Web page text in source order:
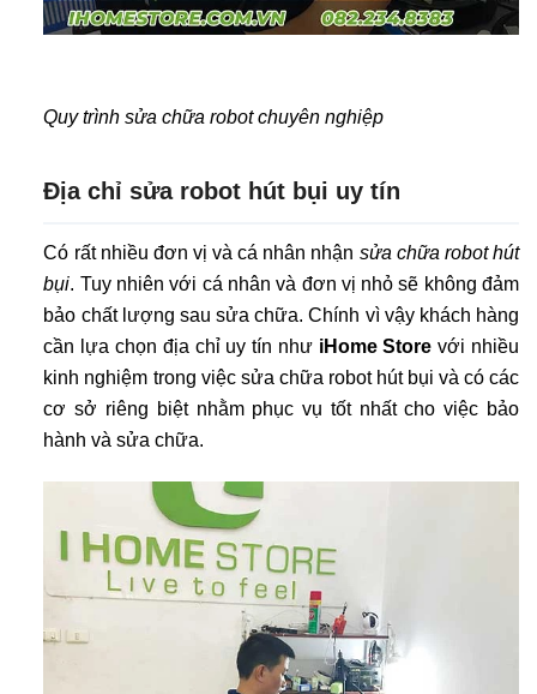
Quy trình sửa chữa robot chuyên nghiệp
Địa chỉ sửa robot hút bụi uy tín
Có rất nhiều đơn vị và cá nhân nhận sửa chữa robot hút
bụi. Tuy nhiên với cá nhân và đơn vị nhỏ sẽ không đảm
bảo chất lượng sau sửa chữa. Chính vì vậy khách hàng
cần lựa chọn địa chỉ uy tín như iHome Store với nhiều
kinh nghiệm trong việc sửa chữa robot hút bụi và có các
cơ sở riêng biệt nhằm phục vụ tốt nhất cho việc bảo
hành và sửa chữa.